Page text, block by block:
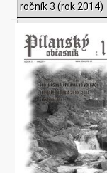
ročník 3 (rok 2014)